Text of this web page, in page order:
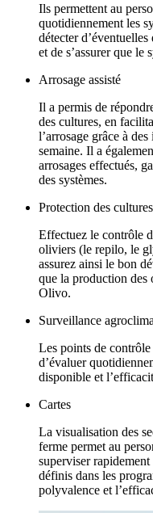
Ils permettent au
quotidiennement les
détecter
et de s’assurer que le
Arrosage assisté
Il a permis de
des cultures, en
l’arrosage grâce à
semaine. Il a
arrosages effectués,
des systèmes.
Protection des cultures
Effectuez le contrôle
oliviers (le repilo, le
assurez ainsi le bon
que la production des
Olivo.
Surveillance
Les points de
d’évaluer
disponible et
Cartes
La visualisation des
ferme permet au
superviser rapidement
définis dans les
polyvalence et